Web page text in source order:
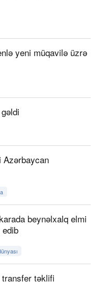
yeni müqavilə üzrə
Azərbaycan
beynəlxalq elmi
edib
təklifi